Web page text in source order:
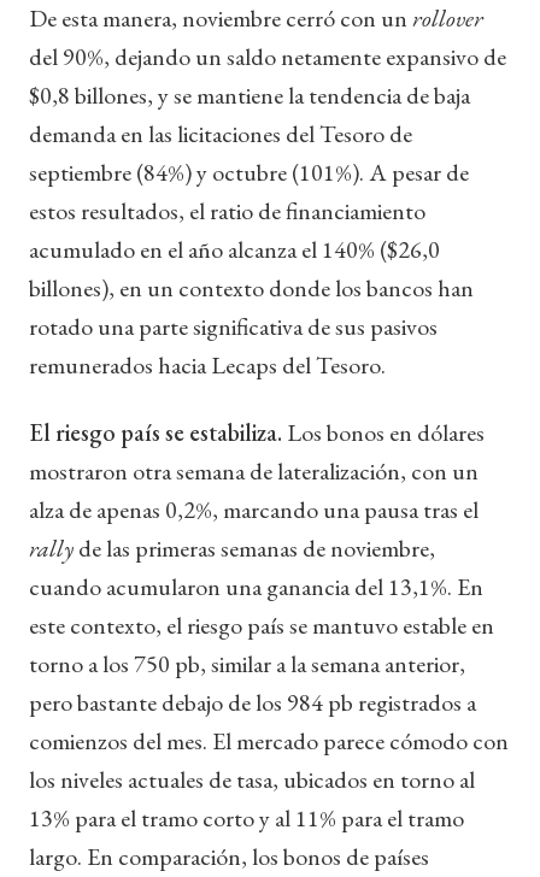
De esta manera, noviembre cerró con unrollover
del 90%, dejando un saldo netamente expansivo de
$0,8 billones, y se mantiene la tendencia de baja
demanda en las licitaciones del Tesoro de
septiembre (84%) y octubre (101%). A pesar de
estos resultados, el ratio de financiamiento
acumulado en el año alcanza el 140% ($26,0
billones), en un contexto donde los bancos han
rotado una parte significativa de sus pasivos
remunerados hacia Lecaps del Tesoro.
El riesgo país se estabiliza. Los bonos en dólares
mostraron otra semana de lateralización, con un
alza de apenas 0,2%, marcando una pausa tras el
rallyde las primeras semanas de noviembre,
cuando acumularon una ganancia del 13,1%. En
este contexto, el riesgo país se mantuvo estable en
torno a los 750 pb, similar a la semana anterior,
pero bastante debajo de los 984 pb registrados a
comienzos del mes. El mercado parece cómodo con
los niveles actuales de tasa, ubicados en torno al
13% para el tramo corto y al 11% para el tramo
largo. En comparación, los bonos de países